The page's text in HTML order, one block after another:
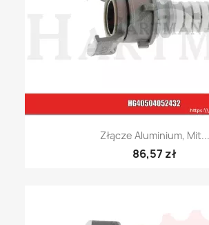
Złącze Aluminium, Mit...
86,57 zł